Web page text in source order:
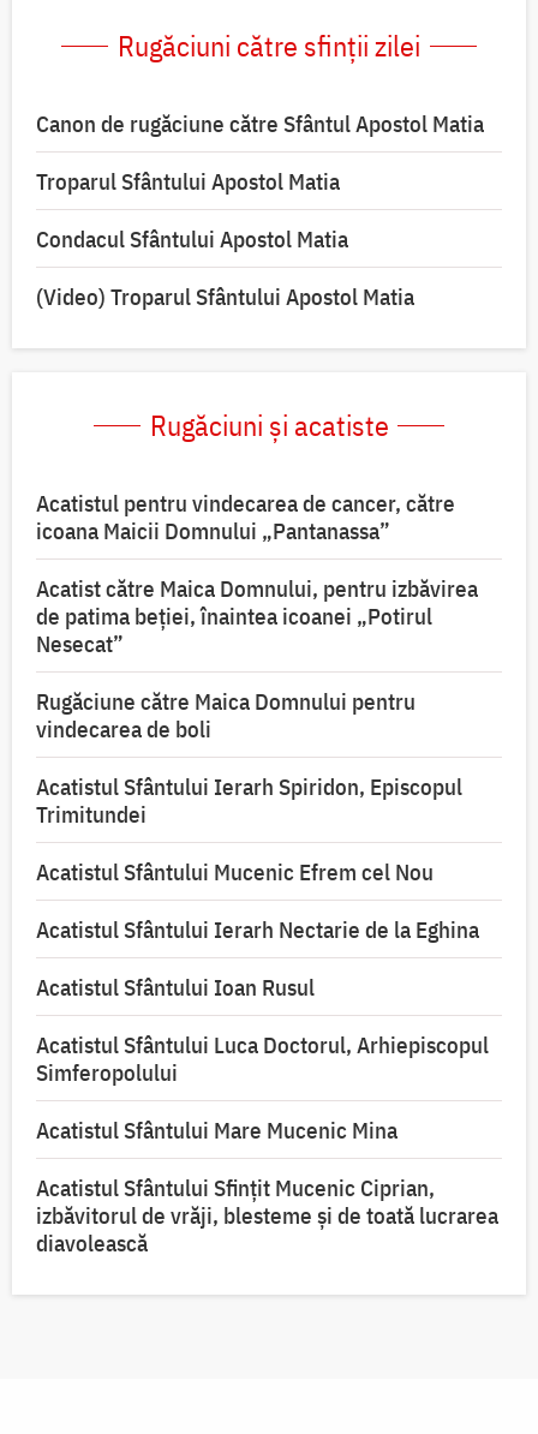
Rugăciuni către sfinții zilei
Canon de rugăciune către Sfântul Apostol Matia
Troparul Sfântului Apostol Matia
Condacul Sfântului Apostol Matia
(Video) Troparul Sfântului Apostol Matia
Rugăciuni și acatiste
Acatistul pentru vindecarea de cancer, către
icoana Maicii Domnului „Pantanassa”
Acatist către Maica Domnului, pentru izbăvirea
de patima beției, înaintea icoanei „Potirul
Nesecat”
Rugăciune către Maica Domnului pentru
vindecarea de boli
Acatistul Sfântului Ierarh Spiridon, Episcopul
Trimitundei
Acatistul Sfântului Mucenic Efrem cel Nou
Acatistul Sfântului Ierarh Nectarie de la Eghina
Acatistul Sfântului Ioan Rusul
Acatistul Sfântului Luca Doctorul, Arhiepiscopul
Simferopolului
Acatistul Sfântului Mare Mucenic Mina
Acatistul Sfântului Sfințit Mucenic Ciprian,
izbăvitorul de vrăji, blesteme și de toată lucrarea
diavolească